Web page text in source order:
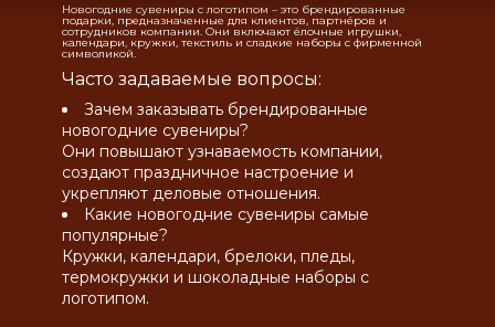
Новогодние сувениры с логотипом – это брендированные
подарки, предназначенные для клиентов, партнёров и
сотрудников компании. Они включают ёлочные игрушки,
календари, кружки, текстиль и сладкие наборы с фирменной
символикой.
Часто задаваемые вопросы:
Зачем заказывать брендированные
новогодние сувениры?
Они повышают узнаваемость компании,
создают праздничное настроение и
укрепляют деловые отношения.
Какие новогодние сувениры самые
популярные?
Кружки, календари, брелоки, пледы,
термокружки и шоколадные наборы с
логотипом.